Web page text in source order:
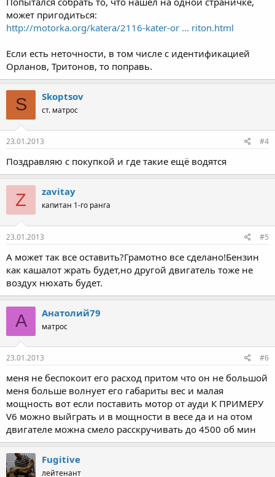
может пригодиться:
http://motorka.org/katera/2116-kater-or ... riton.html
Если есть неточности, в том числе с идентификацией
Орланов, Тритонов, то поправь.
S Skoptsov
ст. матрос
23.01.2013 #4
Поздравляю с покупкой и где такие ещё водятся
Z zavitay
капитан 1-го ранга
23.01.2013 #5
А может так все оставить?Грамотно все сделано!Бензин
как кашалот жрать будет,но другой двигатель тоже не
воздух нюхать будет.
А Анатолий79
матрос
23.01.2013 #6
меня не беспокоит его расход притом что он не большой
меня больше волнует его габариты вес и малая
мощность вот если поставить мотор от ауди К ПРИМЕРУ
V6 можно выйграть и в мощности в весе да и на отом
двигателе можна смело расскручивать до 4500 об мин
Fugitive
лейтенант